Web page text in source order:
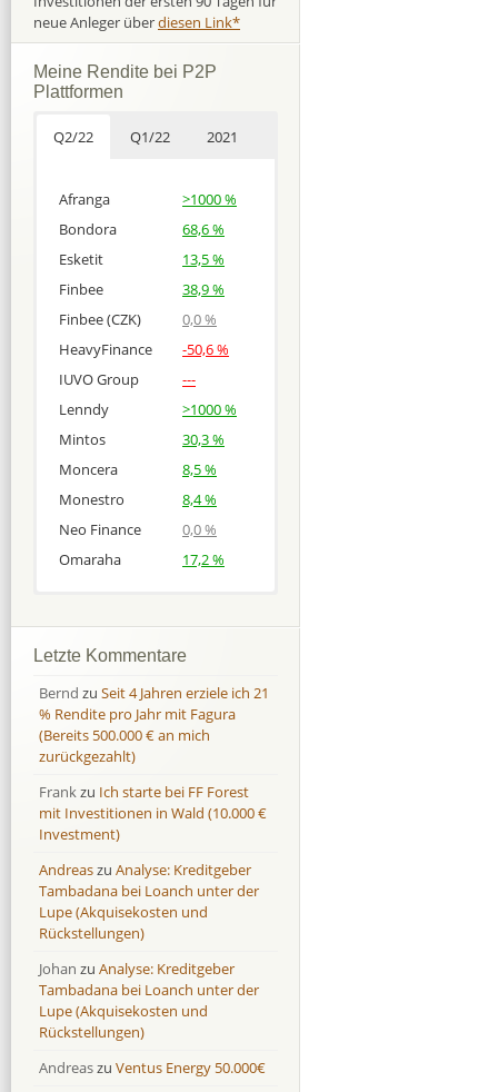
neue Anleger überdiesen Link*
Meine Rendite bei P2P
Plattformen
Q2/22 Q1/22 2021
Afranga
>1000 %
Bondora
68,6 %
Esketit
13,5 %
Finbee
38,9 %
Finbee (CZK)
0,0 %
HeavyFinance
-50,6 %
IUVO Group
---
Lenndy
>1000 %
Mintos
30,3 %
Moncera
8,5 %
Monestro
8,4 %
Neo Finance
0,0 %
Omaraha
17,2 %
Bondora
Finbee
43,2%
Finbee (CZK)
0,0 %
HeavyFinance
IUVO Group
-32,2 %
Lenndy
-314,6 %
Moncera
8,0 %
Monestro
9,1 %
Neo Finance
Omaraha
16,4 %
Bondora
Finbee
35,2%
Finbee (CZK)
0,0 %
HeavyFinance
IUVO Group
-55,0 %
Lenndy
146,5 %
Moncera
11,1 %
Monestro
>1000%
Neo Finance
Omaraha
18,0 %
Letzte Kommentare
Bernd zu Seit 4 Jahren erziele ich 21
% Rendite pro Jahr mit Fagura
(Bereits 500.000 € an mich
zurückgezahlt)
Frankzu Ich starte bei FF Forest
mit Investitionen in Wald (10.000 €
Investment)
Andreaszu Analyse: Kreditgeber
Tambadana bei Loanch unter der
Lupe (Akquisekosten und
Rückstellungen)
Johan zu Analyse: Kreditgeber
Tambadana bei Loanch unter der
Lupe (Akquisekosten und
Rückstellungen)
Andreaszu Ventus Energy 50.000€